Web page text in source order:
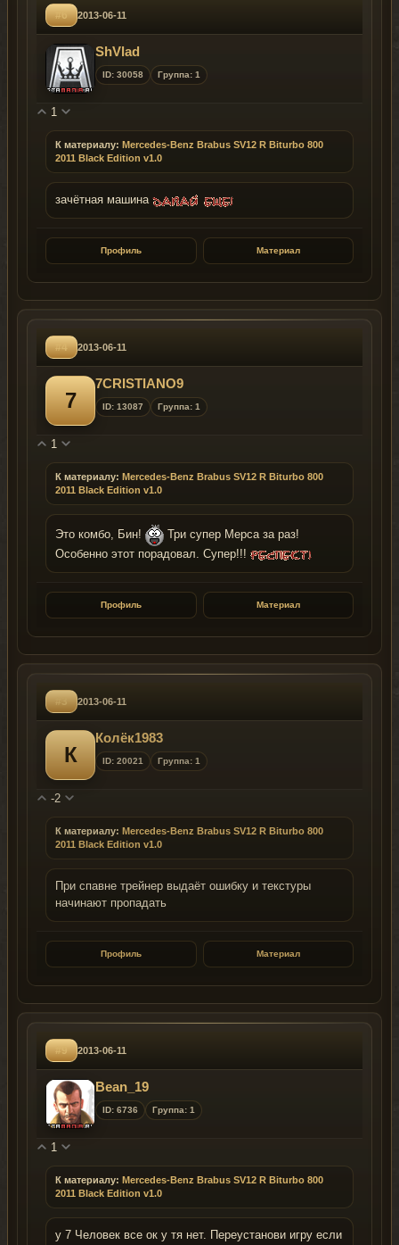
#6 2013-06-11
ShVlad
ID: 30058 Группа: 1
1
К материалу: Mercedes-Benz Brabus SV12 R Biturbo 800
2011 Black Edition v1.0
зачётная машина
Профиль Материал
#4 2013-06-11
7
7CRISTIANO9
ID: 13087 Группа: 1
1
К материалу: Mercedes-Benz Brabus SV12 R Biturbo 800
2011 Black Edition v1.0
Это комбо, Бин!
Три супер Мерса за раз!
Особенно этот порадовал. Супер!!!
Профиль Материал
#3 2013-06-11
К
Колёк1983
ID: 20021 Группа: 1
-2
К материалу: Mercedes-Benz Brabus SV12 R Biturbo 800
2011 Black Edition v1.0
При спавне трейнер выдаёт ошибку и текстуры
начинают пропадать
Профиль Материал
#9 2013-06-11
Bean_19
ID: 6736 Группа: 1
1
К материалу: Mercedes-Benz Brabus SV12 R Biturbo 800
2011 Black Edition v1.0
у 7 Человек все ок у тя нет. Переустанови игру если